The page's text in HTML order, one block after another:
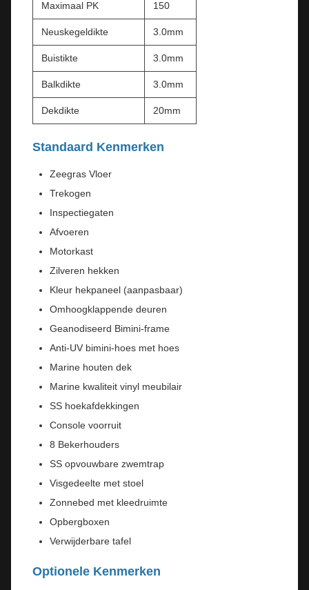
Maximaal PK 150
Neuskegeldikte 3.0mm
Buistikte 3.0mm
Balkdikte 3.0mm
Dekdikte 20mm
Standaard Kenmerken
Zeegras Vloer
Trekogen
Inspectiegaten
Afvoeren
Motorkast
Zilveren hekken
Kleur hekpaneel (aanpasbaar)
Omhoogklappende deuren
Geanodiseerd Bimini-frame
Anti-UV bimini-hoes met hoes
Marine houten dek
Marine kwaliteit vinyl meubilair
SS hoekafdekkingen
Console voorruit
8 Bekerhouders
SS opvouwbare zwemtrap
Visgedeelte met stoel
Zonnebed met kleedruimte
Opbergboxen
Verwijderbare tafel
Optionele Kenmerken